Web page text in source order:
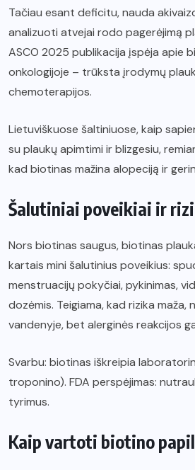
Tačiau esant deficitu, nauda
analizuoti atvejai rodo pagerėjimą
ASCO 2025 publikacija įspėja apie
onkologijoje – trūksta įrodymų
chemoterapijos.
Lietuviškuose šaltiniuose, kaip
su plaukų apimtimi ir blizgesiu,
kad biotinas mažina alopeciją ir
Šalutiniai poveikiai ir
Nors biotinas saugus, biotinas
kartais mini šalutinius poveikius:
menstruacijų pokyčiai, pykinimas,
dozėmis. Teigiama, kad rizika
vandenyje, bet alerginės reakcijos
Svarbu: biotinas iškreipia
troponino). FDA perspėjimas:
tyrimus.
Kaip vartoti biotino